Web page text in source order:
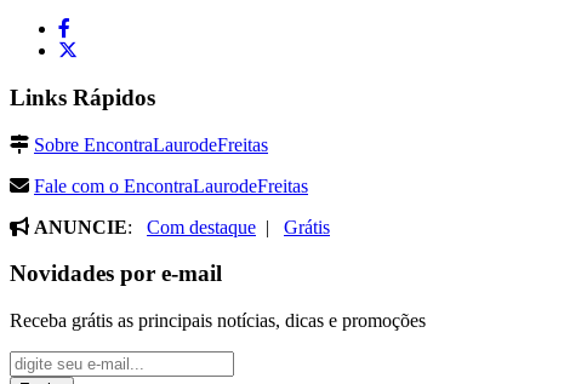
Links Rápidos
Sobre EncontraLaurodeFreitas
Fale com o EncontraLaurodeFreitas
ANUNCIE: Com destaque | Grátis
Novidades por e-mail
Receba grátis as principais notícias, dicas e promoções